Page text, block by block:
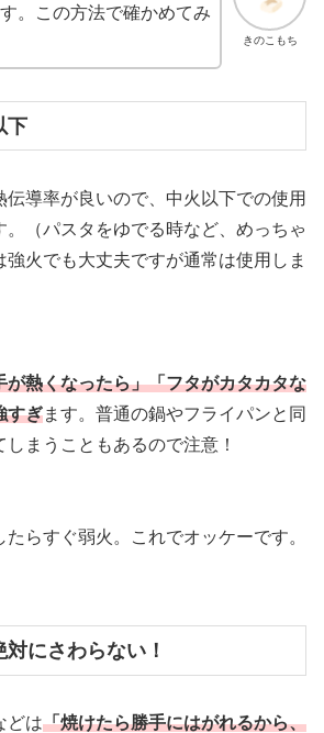
きのこもち
。この方法で確かめてみ
下
伝導率が良いので、中火以下での使用
。（パスタをゆでる時など、めっちゃ
強火でも大丈夫ですが通常は使用しま
が熱くなったら」「フタがカタカタな
すぎます。普通の鍋やフライパンと同
しまうこともあるので注意！
らすぐ弱火。これでオッケーです。
にさわらない！
どは「焼けたら勝手にはがれるから、